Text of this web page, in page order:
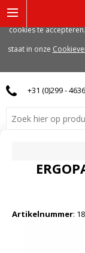
+31 (0)299 -
Artikelnummer:
gerelateerde cookies.
cookies te
staat in onze